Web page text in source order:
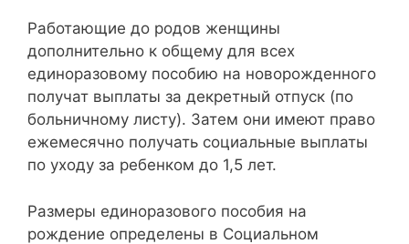
Работающие до родов женщины
дополнительно к общему для всех
единоразовому пособию на новорожденного
получат выплаты за декретный отпуск (по
больничному листу). Затем они имеют право
ежемесячно получать социальные выплаты
по уходу за ребенком до 1,5 лет.
Размеры единоразового пособия на
рождение определены в Социальном